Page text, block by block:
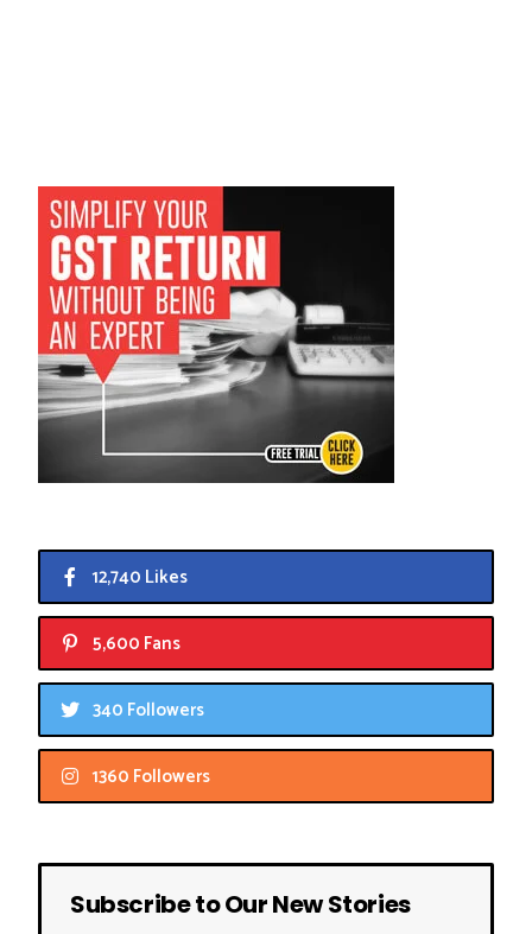
12,740 Likes
5,600 Fans
340 Followers
1360 Followers